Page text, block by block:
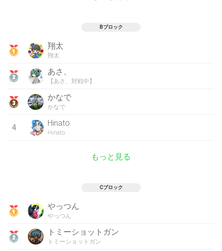
Bブロック
翔太
翔太
あさ、
【あさ、対戦中】
かなで
かなで
4 Hinato
Hinato
もっと見る
Cブロック
やっつん
やっつん
トミーショットガン
トミーショットガン